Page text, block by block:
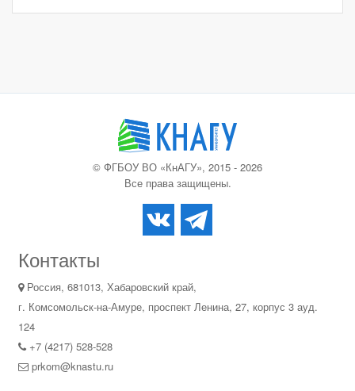
© ФГБОУ ВО «КнАГУ», 2015 - 2026
Все права защищены.
Контакты
Россия, 681013, Хабаровский край,
г. Комсомольск-на-Амуре, проспект Ленина, 27, корпус 3 ауд.
124
+7 (4217) 528-528
prkom@knastu.ru